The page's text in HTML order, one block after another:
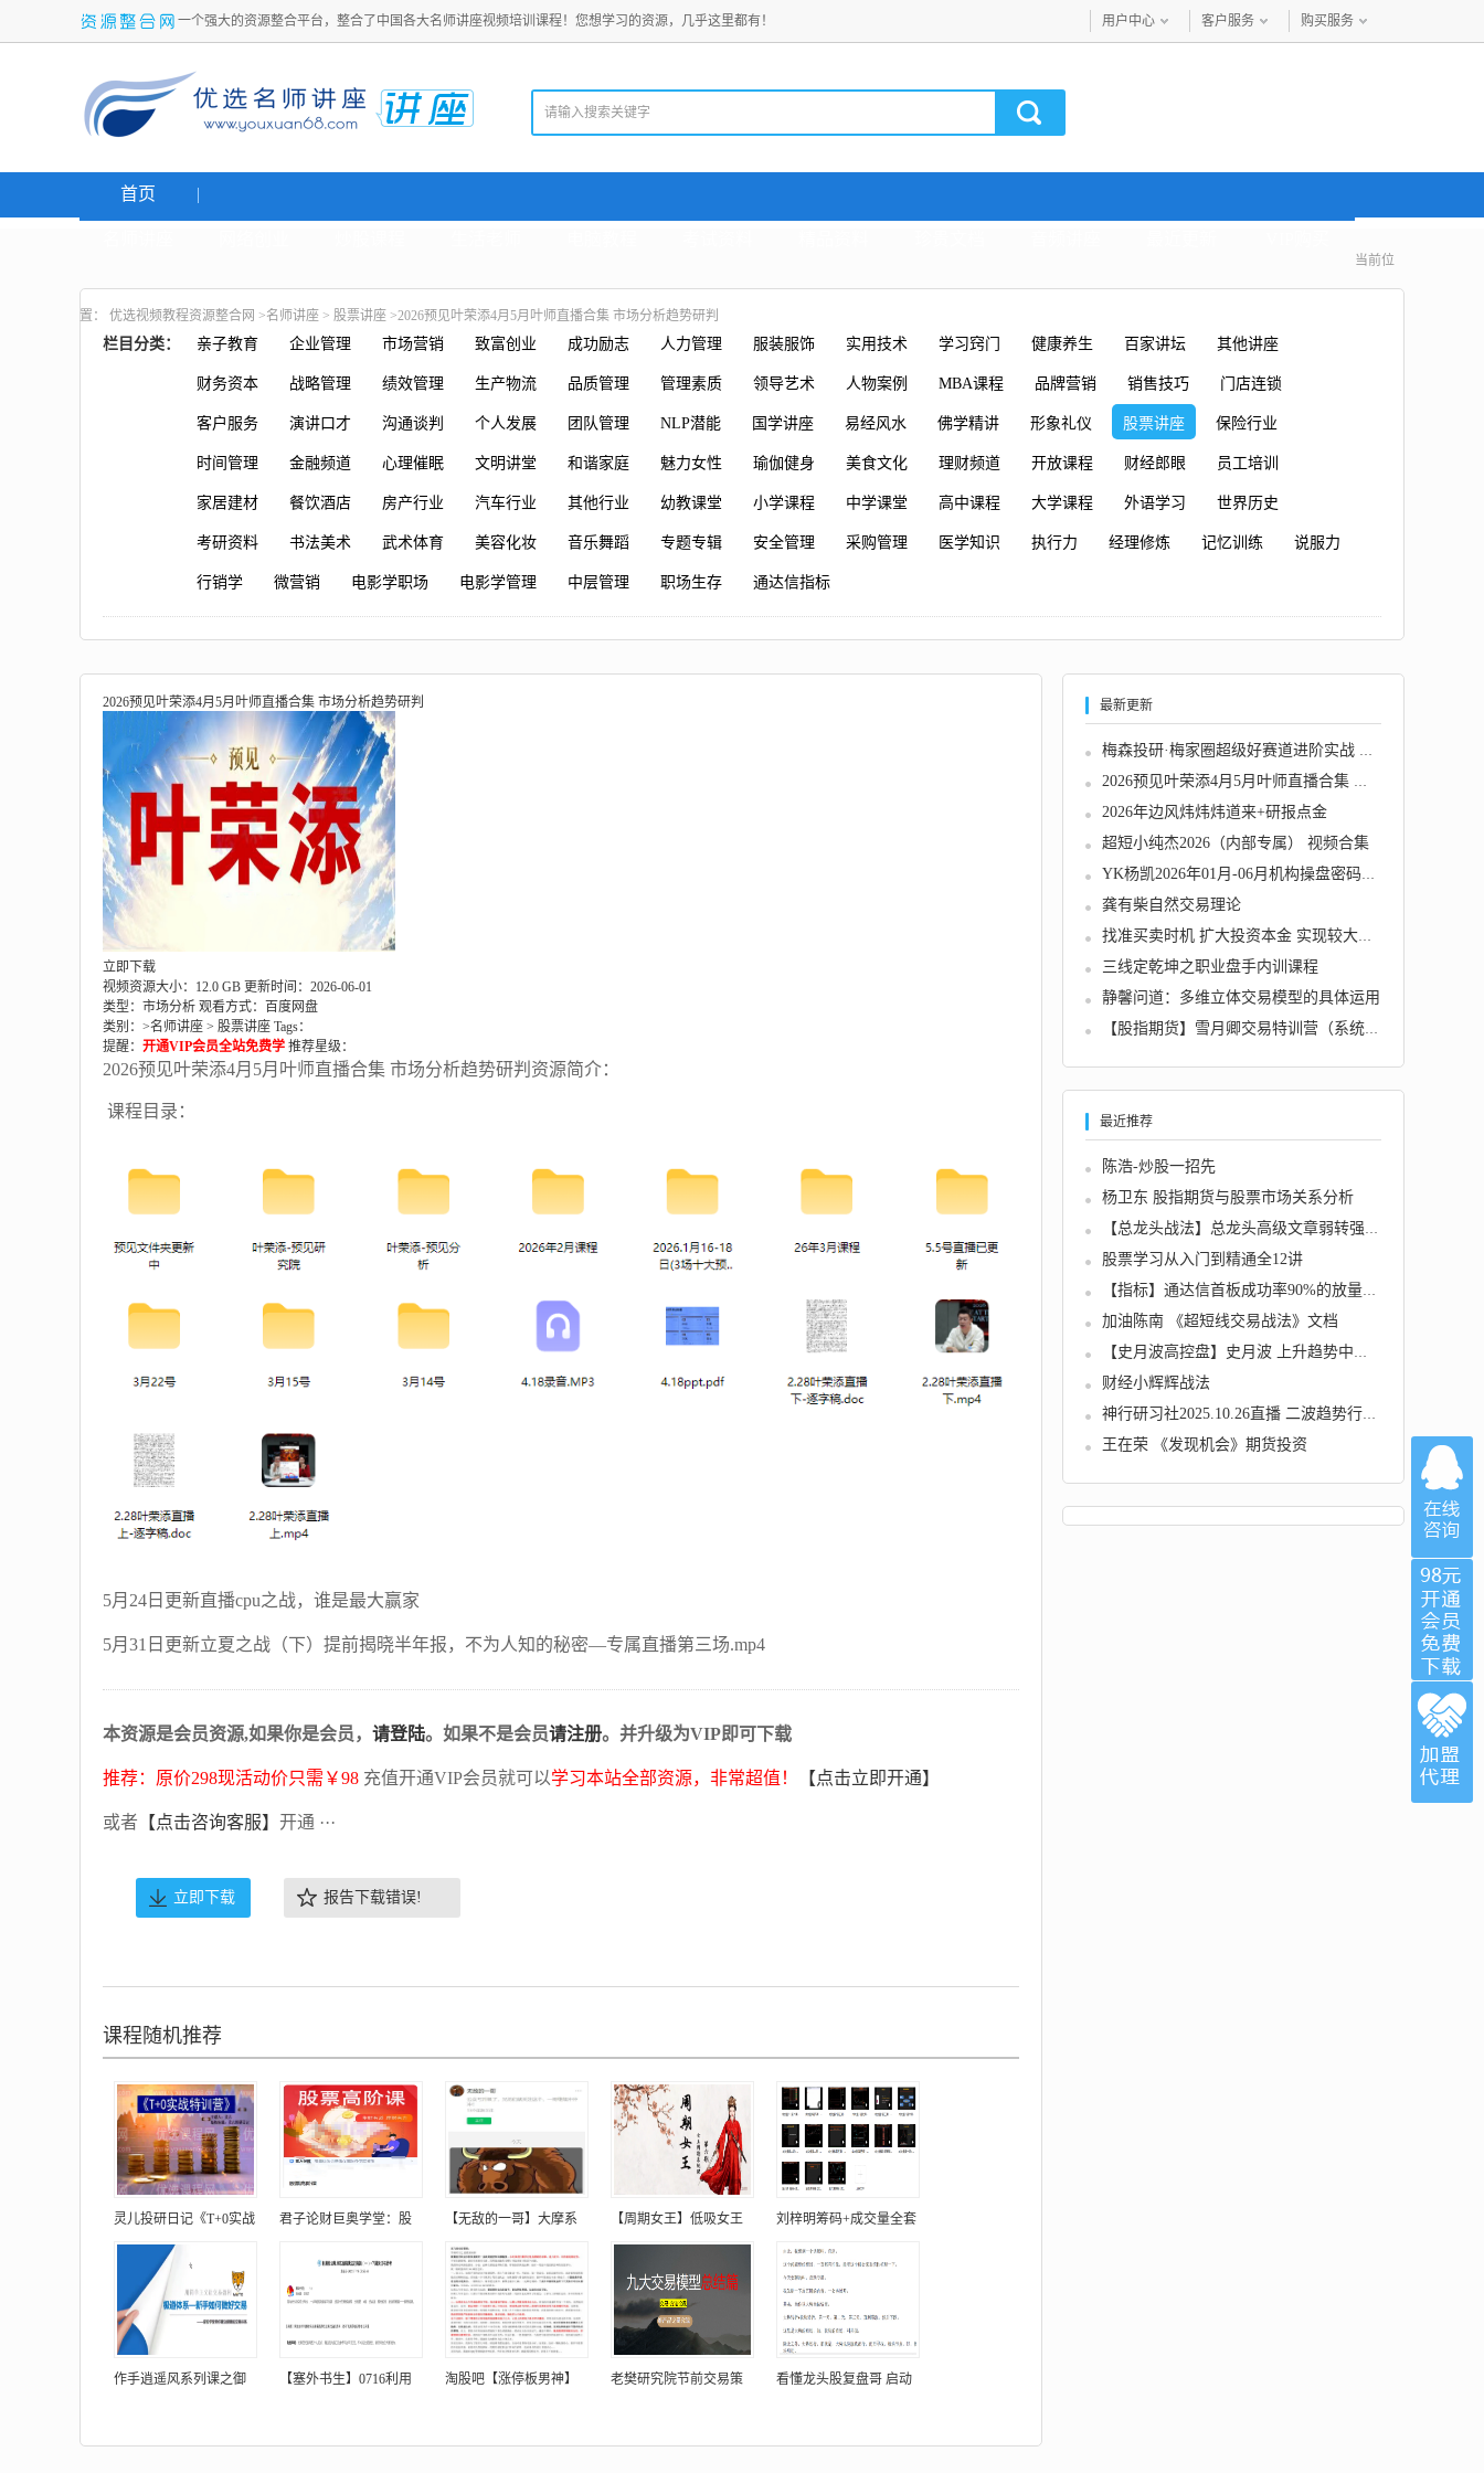
一个强大的资源整合平台，整合了中国各大名师讲座视频培训课程！您想学习的资源，几乎这里都有！ 用户中心 客户服务 购买服务
首页
当前位
置： 优选视频教程资源整合网 >名师讲座 > 股票讲座 >2026预见叶荣添4月5月叶师直播合集 市场分析趋势研判
栏目分类： 亲子教育 企业管理 市场营销 致富创业 成功励志 人力管理 服装服饰 实用技术 学习窍门 健康养生 百家讲坛 其他讲座
财务资本 战略管理 绩效管理 生产物流 品质管理 管理素质 领导艺术 人物案例 MBA课程 品牌营销 销售技巧 门店连锁
客户服务 演讲口才 沟通谈判 个人发展 团队管理 NLP潜能 国学讲座 易经风水 佛学精讲 形象礼仪 股票讲座 保险行业
时间管理 金融频道 心理催眠 文明讲堂 和谐家庭 魅力女性 瑜伽健身 美食文化 理财频道 开放课程 财经郎眼 员工培训
家居建材 餐饮酒店 房产行业 汽车行业 其他行业 幼教课堂 小学课程 中学课堂 高中课程 大学课程 外语学习 世界历史
考研资料 书法美术 武术体育 美容化妆 音乐舞蹈 专题专辑 安全管理 采购管理 医学知识 执行力 经理修炼 记忆训练 说服力
行销学 微营销 电影学职场 电影学管理 中层管理 职场生存 通达信指标
2026预见叶荣添4月5月叶师直播合集 市场分析趋势研判
立即下载
视频资源大小：12.0 GB 更新时间：2026-06-01
类型：市场分析 观看方式：百度网盘
类别：>名师讲座 > 股票讲座 Tags：
提醒： 开通VIP会员全站免费学 推荐星级：
2026预见叶荣添4月5月叶师直播合集 市场分析趋势研判资源简介：
课程目录：
5月24日更新直播cpu之战，谁是最大赢家
5月31日更新立夏之战（下）提前揭晓半年报，不为人知的秘密—专属直播第三场.mp4
本资源是会员资源,如果你是会员， 请登陆。如果不是会员请注册。并升级为VIP即可下载
推荐：原价298现活动价只需￥98 充值开通VIP会员就可以学习本站全部资源，非常超值！ 【点击立即开通】
或者 【点击咨询客服】 开通 ···
立即下载 报告下载错误!
课程随机推荐
灵儿投研日记《T+0实战 君子论财巨奥学堂：股 【无敌的一哥】大摩系 【周期女王】低吸女王 刘梓明筹码+成交量全套
作手逍遥风系列课之御 【塞外书生】0716利用 淘股吧【涨停板男神】 老樊研究院节前交易策 看懂龙头股复盘哥 启动
最新更新
梅森投研·梅家圈超级好赛道进阶实战 视频＋文...
2026预见叶荣添4月5月叶师直播合集 市场分析趋...
2026年边风炜炜炜道来+研报点金
超短小纯杰2026（内部专属） 视频合集
YK杨凯2026年01月-06月机构操盘密码操盘策略提...
龚有柴自然交易理论
找准买卖时机 扩大投资本金 实现较大盈利—王...
三线定乾坤之职业盘手内训课程
静馨问道：多维立体交易模型的具体运用
【股指期货】雪月卿交易特训营（系统偏），操...
最近推荐
陈浩-炒股一招先
杨卫东 股指期货与股票市场关系分析
【总龙头战法】总龙头高级文章弱转强的本质与...
股票学习从入门到精通全12讲
【指标】通达信首板成功率90%的放量吸筹指标 ...
加油陈南 《超短线交易战法》文档
【史月波高控盘】史月波 上升趋势中继形态
财经小辉辉战法
神行研习社2025.10.26直播 二波趋势行情 1视频...
王在荣 《发现机会》期货投资